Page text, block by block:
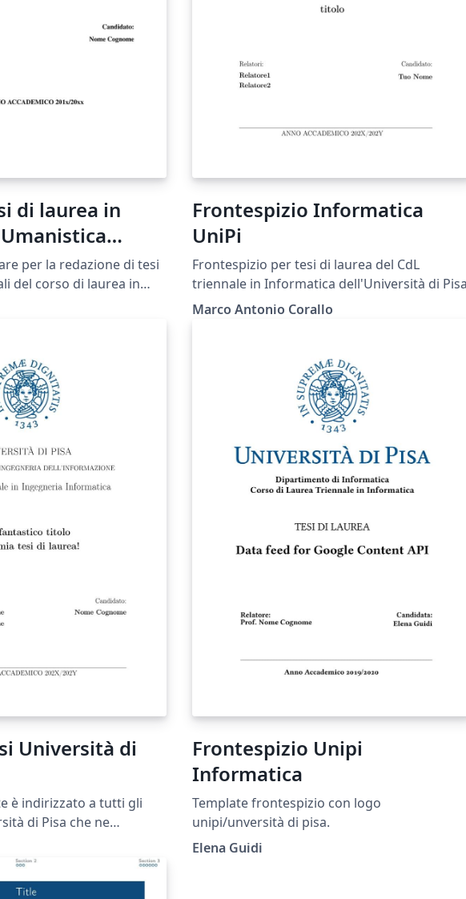
di laurea in
Pisa)
per la redazione di tesi
del corso di laurea in
sulla redazione degli
11/Regole_elaborati_la
wp-
11/Lineeguida_tesi_ma
Frontespizio Informatica
UniPi
Frontespizio per tesi di laurea del CdL
triennale in Informatica dell'Università di Pisa
Marco Antonio Corallo
Università di
è indirizzato a tutti gli
di Pisa che ne
modificare il
di laurea per adattarlo
cambiando l'icona
Frontespizio Unipi
Informatica
Template frontespizio con logo
unipi/unversità di pisa.
Elena Guidi